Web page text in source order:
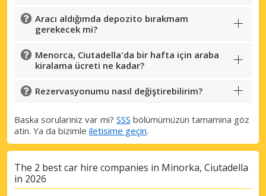
Aracı aldığımda depozito bırakmam
gerekecek mi?
Menorca, Ciutadella'da bir hafta için araba
kiralama ücreti ne kadar?
Rezervasyonumu nasıl değiştirebilirim?
Baska sorulariniz var mi? SSS bölümümüzün tamamina göz
atin. Ya da bizimle iletisime geçin.
The 2 best car hire companies in Minorka, Ciutadella
in 2026